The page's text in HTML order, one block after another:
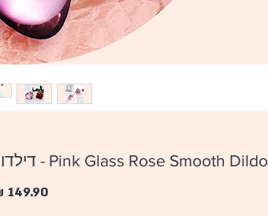
Pink Glass Rose Smooth Dildo - דילדו ורד זכוכית ורוד חלק יוקרתי ומעוצב
‏149.90 ‏₪